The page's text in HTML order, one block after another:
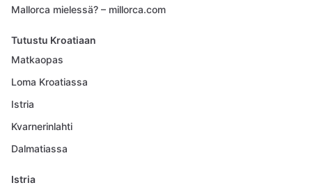
Mallorca mielessä? – millorca.com
Tutustu Kroatiaan
Matkaopas
Loma Kroatiassa
Istria
Kvarnerinlahti
Dalmatiassa
Istria